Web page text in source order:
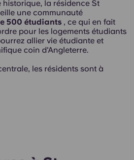
historique, la résidence St
une communauté
500 étudiants , ce qui en fait
pour les logements étudiants
allier vie étudiante et
coin d'Angleterre.
les résidents sont à